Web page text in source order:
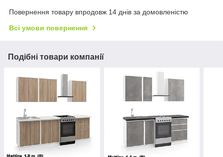
Повернення товару впродовж 14 днів за домовленістю
Всі умови повернення
Подібні товари компанії